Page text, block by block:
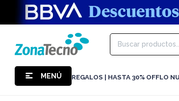
MENÚ REGALOS | HASTA 30% OFFLO